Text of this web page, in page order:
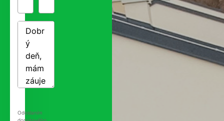
Odoslaním